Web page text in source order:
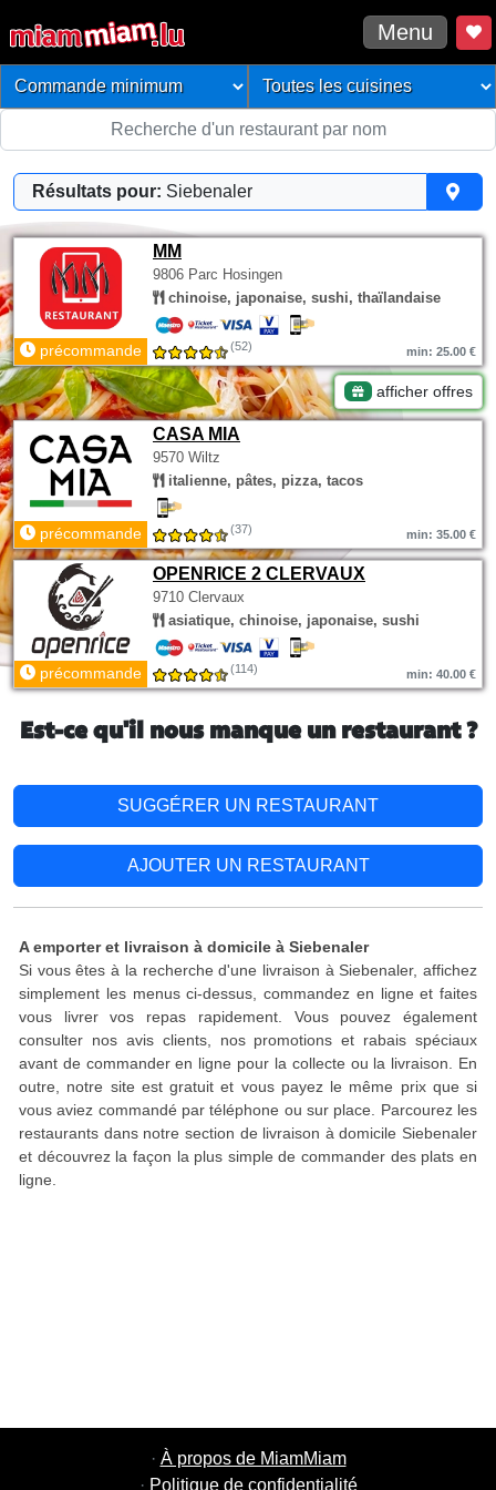
Menu
Résultats pour: Siebenaler
MM
9806 Parc Hosingen
chinoise, japonaise, sushi, thaïlandaise
précommande (52) min: 25.00 €
afficher offres
CASA MIA
9570 Wiltz
italienne, pâtes, pizza, tacos
précommande (37) min: 35.00 €
OPENRICE 2 CLERVAUX
9710 Clervaux
asiatique, chinoise, japonaise, sushi
précommande (114) min: 40.00 €
Est-ce qu'il nous manque un restaurant ?
SUGGÉRER UN RESTAURANT
AJOUTER UN RESTAURANT
A emporter et livraison à domicile à Siebenaler
Si vous êtes à la recherche d'une livraison à Siebenaler, affichez
simplement les menus ci-dessus, commandez en ligne et faites
vous livrer vos repas rapidement. Vous pouvez également
consulter nos avis clients, nos promotions et rabais spéciaux
avant de commander en ligne pour la collecte ou la livraison. En
outre, notre site est gratuit et vous payez le même prix que si
vous aviez commandé par téléphone ou sur place. Parcourez les
restaurants dans notre section de livraison à domicile Siebenaler
et découvrez la façon la plus simple de commander des plats en
ligne.
· À propos de MiamMiam
· Politique de confidentialité